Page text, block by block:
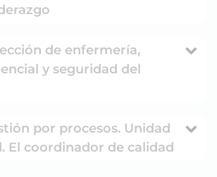
de enfermería,
y seguridad del
por procesos. Unidad
El coordinador de calidad